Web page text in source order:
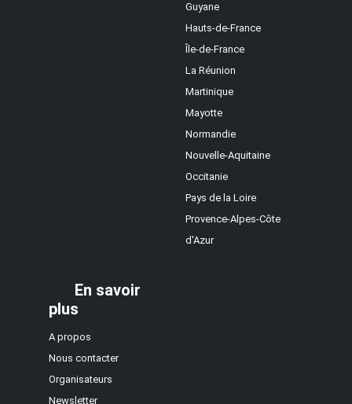
Guyane
Hauts-de-France
Île-de-France
La Réunion
Martinique
Mayotte
Normandie
Nouvelle-Aquitaine
Occitanie
Pays de la Loire
Provence-Alpes-Côte
d'Azur
En savoir
plus
A propos
Nous contacter
Organisateurs
Newsletter